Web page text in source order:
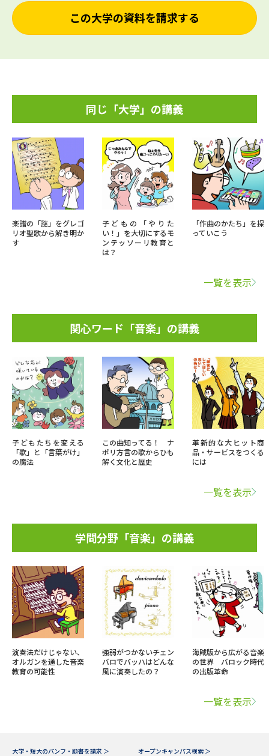
この大学の資料を請求する
同じ「大学」の講義
楽譜の「謎」をグレゴ
リオ聖歌から解き明か
す
子どもの「やりた
い！」を大切にするモ
ンテッソーリ教育と
は？
「作曲のかたち」を探
っていこう
一覧を表示
関心ワード「音楽」の講義
子どもたちを変える
「歌」と「言葉がけ」
の魔法
この曲知ってる！ ナ
ポリ方言の歌からひも
解く文化と歴史
革新的な大ヒット商
品・サービスをつくる
には
一覧を表示
学問分野「音楽」の講義
演奏法だけじゃない、
オルガンを通した音楽
教育の可能性
強弱がつかないチェン
バロでバッハはどんな
風に演奏したの？
海賊版から広がる音楽
の世界 バロック時代
の出版革命
一覧を表示
大学・短大のパンフ・願書を請求 ＞ オープンキャンパス検索 ＞